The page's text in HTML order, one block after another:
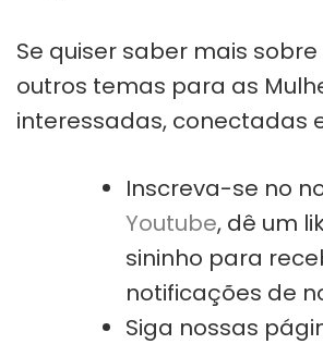
Se quiser saber mais sobre
outros temas para as
interessadas, conectadas
Inscreva-se no
Youtube, dê um
sininho para
notificações de
Siga nossas